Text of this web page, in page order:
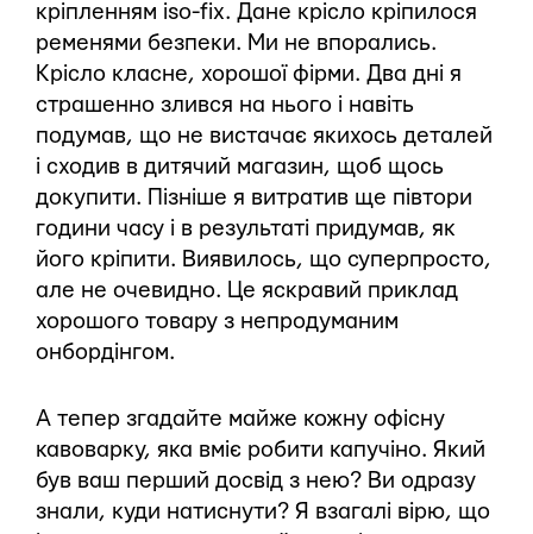
кріпленням iso-fix. Дане крісло кріпилося
ременями безпеки. Ми не впорались.
Крісло класне, хорошої фірми. Два дні я
страшенно злився на нього і навіть
подумав, що не вистачає якихось деталей
і сходив в дитячий магазин, щоб щось
докупити. Пізніше я витратив ще півтори
години часу і в результаті придумав, як
його кріпити. Виявилось, що суперпросто,
але не очевидно. Це яскравий приклад
хорошого товару з непродуманим
онбордінгом.
А тепер згадайте майже кожну офісну
кавоварку, яка вміє робити капучіно. Який
був ваш перший досвід з нею? Ви одразу
знали, куди натиснути? Я взагалі вірю, що